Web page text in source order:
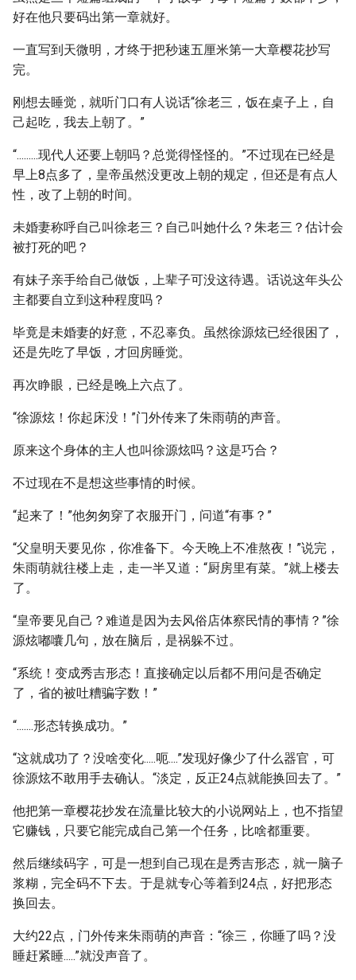
好在他只要码出第一章就好。
一直写到天微明，才终于把秒速五厘米第一大章樱花抄写
完。
刚想去睡觉，就听门口有人说话“徐老三，饭在桌子上，自
己起吃，我去上朝了。”
“.........现代人还要上朝吗？总觉得怪怪的。”不过现在已经是
早上8点多了，皇帝虽然没更改上朝的规定，但还是有点人
性，改了上朝的时间。
未婚妻称呼自己叫徐老三？自己叫她什么？朱老三？估计会
被打死的吧？
有妹子亲手给自己做饭，上辈子可没这待遇。话说这年头公
主都要自立到这种程度吗？
毕竟是未婚妻的好意，不忍辜负。虽然徐源炫已经很困了，
还是先吃了早饭，才回房睡觉。
再次睁眼，已经是晚上六点了。
“徐源炫！你起床没！”门外传来了朱雨萌的声音。
原来这个身体的主人也叫徐源炫吗？这是巧合？
不过现在不是想这些事情的时候。
“起来了！”他匆匆穿了衣服开门，问道“有事？”
“父皇明天要见你，你准备下。今天晚上不准熬夜！”说完，
朱雨萌就往楼上走，走一半又道：“厨房里有菜。”就上楼去
了。
“皇帝要见自己？难道是因为去风俗店体察民情的事情？”徐
源炫嘟囔几句，放在脑后，是祸躲不过。
“系统！变成秀吉形态！直接确定以后都不用问是否确定
了，省的被吐糟骗字数！”
“.......形态转换成功。”
“这就成功了？没啥变化.....呃....”发现好像少了什么器官，可
徐源炫不敢用手去确认。“淡定，反正24点就能换回去了。”
他把第一章樱花抄发在流量比较大的小说网站上，也不指望
它赚钱，只要它能完成自己第一个任务，比啥都重要。
然后继续码字，可是一想到自己现在是秀吉形态，就一脑子
浆糊，完全码不下去。于是就专心等着到24点，好把形态
换回去。
大约22点，门外传来朱雨萌的声音：“徐三，你睡了吗？没
睡赶紧睡.....”就没声音了。